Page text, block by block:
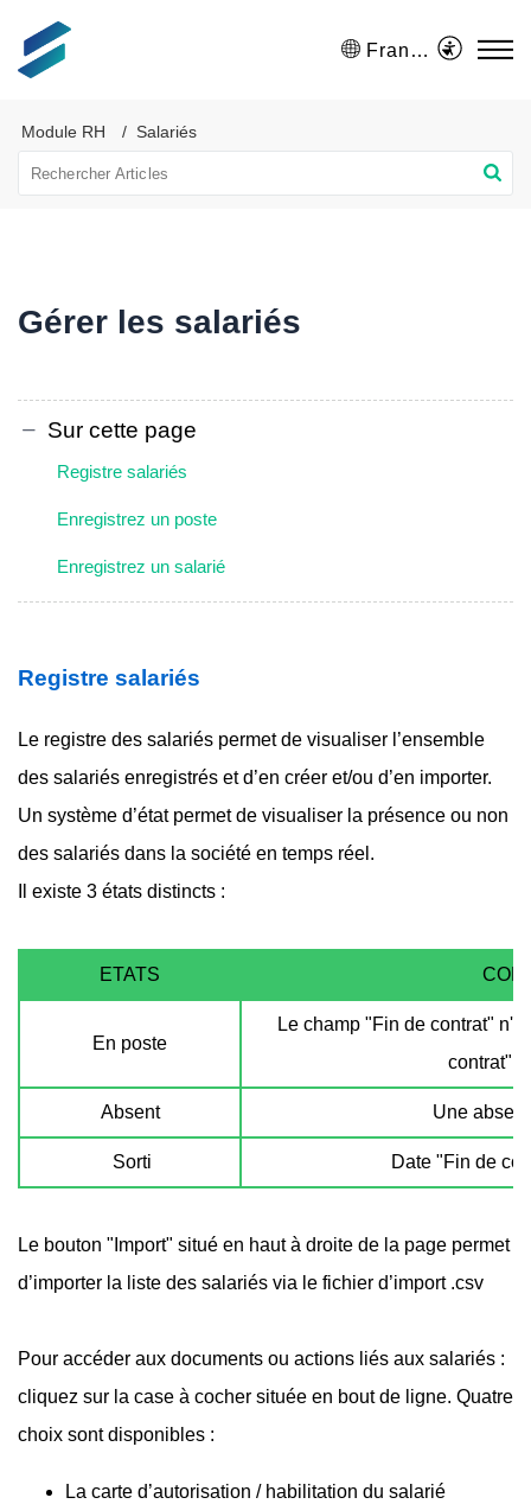
Français (France)
Module RH Salariés
Gérer les salariés
Sur cette page
Registre salariés
Enregistrez un poste
Enregistrez un salarié
Registre salariés
Le registre des salariés permet de visualiser l’ensemble
des salariés enregistrés et d’en créer et/ou d’en importer.
Un système d’état permet de visualiser la présence ou non
des salariés dans la société en temps réel.
Il existe 3 états distincts :
ETATS
En poste
Le champ "Fin de contrat"
contrat"
Absent Une
Sorti Date "Fin de
Le bouton "Import" situé en haut à droite de la page permet
d’importer la liste des salariés via le fichier d’import .csv
Pour accéder aux documents ou actions liés aux salariés :
cliquez sur la case à cocher située en bout de ligne. Quatre
choix sont disponibles :
La carte d’autorisation / habilitation du salarié